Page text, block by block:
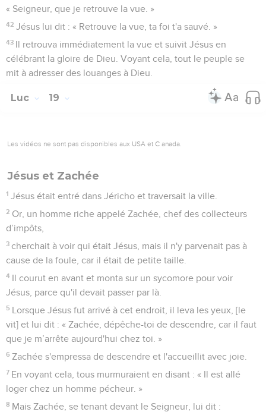
« Seigneur, que je retrouve la vue. »
42 Jésus lui dit : « Retrouve la vue, ta foi t'a sauvé. »
43 Il retrouva immédiatement la vue et suivit Jésus en
célébrant la gloire de Dieu. Voyant cela, tout le peuple se
mit à adresser des louanges à Dieu.
Luc 19
Les vidéos ne sont pas disponibles aux USA et C anada.
Jésus et Zachée
1 Jésus était entré dans Jéricho et traversait la ville.
2 Or, un homme riche appelé Zachée, chef des collecteurs
d’impôts,
3 cherchait à voir qui était Jésus, mais il n'y parvenait pas à
cause de la foule, car il était de petite taille.
4 Il courut en avant et monta sur un sycomore pour voir
Jésus, parce qu'il devait passer par là.
5 Lorsque Jésus fut arrivé à cet endroit, il leva les yeux, [le
vit] et lui dit : « Zachée, dépêche-toi de descendre, car il faut
que je m’arrête aujourd'hui chez toi. »
6 Zachée s'empressa de descendre et l'accueillit avec joie.
7 En voyant cela, tous murmuraient en disant : « Il est allé
loger chez un homme pécheur. »
8 Mais Zachée, se tenant devant le Seigneur, lui dit :